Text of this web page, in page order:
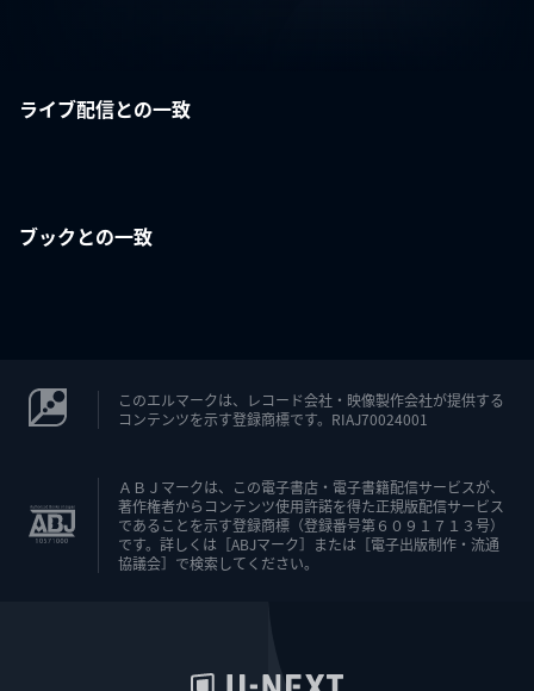
ライブ配信との一致
ブックとの一致
このエルマークは、レコード会社・映像製作会社が提供する
コンテンツを示す登録商標です。RIAJ70024001
ＡＢＪマークは、この電子書店・電子書籍配信サービスが、
著作権者からコンテンツ使用許諾を得た正規版配信サービス
であることを示す登録商標（登録番号第６０９１７１３号）
です。詳しくは［ABJマーク］または［電子出版制作・流通
協議会］で検索してください。